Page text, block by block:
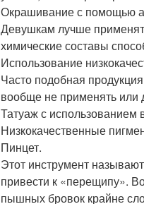
Окрашивание с помощью
Девушкам лучше
химические составы
Использование
Часто подобная
вообще не применять или
Татуаж с использованием
Низкокачественные
Пинцет.
Этот инструмент
привести к «перещипу».
пышных бровок крайне